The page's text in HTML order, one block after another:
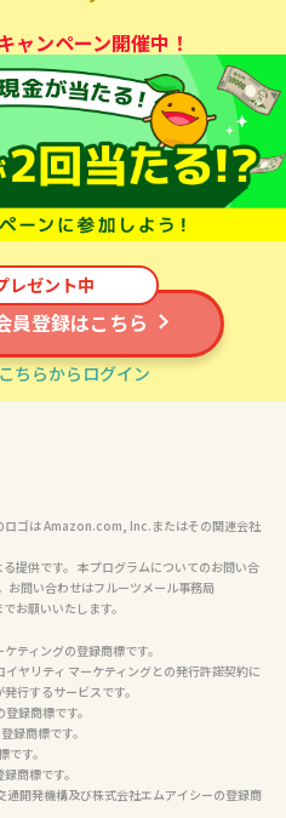
ャンペーン開催中！
レゼント中
員登録はこちら
こちらからログイン
ゴは Amazon.com, Inc.またはその関連会社
提供です。 本プログラムについてのお問い合
問い合わせはフルーツメール事務局
お願いいたします。
ティングの登録商標です。
ヤリティ マーケティングとの発行許諾契約に
行するサービスです。
録商標です。
録商標です。
す。
商標です。
開発機構及び株式会社エムアイシーの登録商